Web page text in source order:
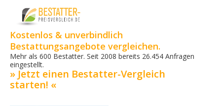
Kostenlos & unverbindlich
Bestattungsangebote vergleichen.
Mehr als 600 Bestatter. Seit 2008 bereits 26.454 Anfragen
eingestellt.
» Jetzt einen Bestatter-Vergleich
starten! «